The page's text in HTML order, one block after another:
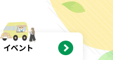
イベント